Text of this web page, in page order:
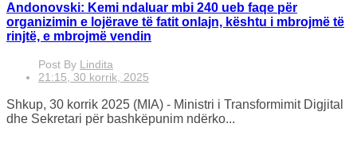
Andonovski: Kemi ndaluar mbi 240 ueb faqe për
organizimin e lojërave të fatit onlajn, kështu i mbrojmë të
rinjtë, e mbrojmë vendin
Post By Lindita
21:15, 30 korrik, 2025
Shkup, 30 korrik 2025 (MIA) - Ministri i Transformimit Digjital
dhe Sekretari për bashkëpunim ndërko...